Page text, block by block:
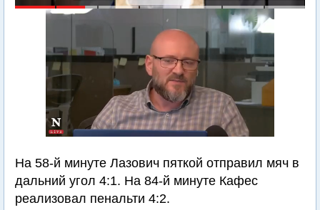
На 58-й минуте Лазович пяткой отправил мяч в
дальний угол 4:1. На 84-й минуте Кафес
реализовал пенальти 4:2.